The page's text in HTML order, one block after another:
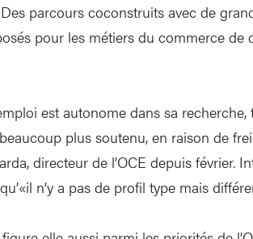
parcours coconstruits avec de
pour les métiers du commerce de
est autonome dans sa recherche,
plus soutenu, en raison de
directeur de l’OCE depuis février.
n’y a pas de profil type mais